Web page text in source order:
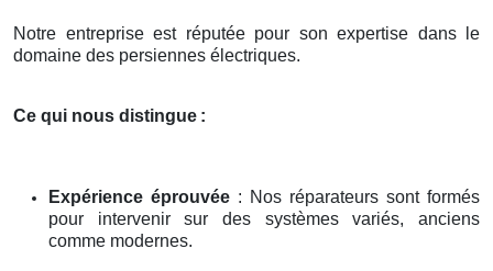
Notre entreprise est réputée pour son expertise dans le
domaine des persiennes électriques.
Ce qui nous distingue :
Expérience éprouvée : Nos réparateurs sont formés
pour intervenir sur des systèmes variés, anciens
comme modernes.